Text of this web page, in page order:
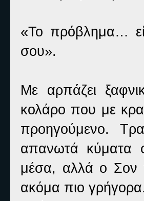
«Το πρόβλημα…
σου».
Με αρπάζει
κολάρο που με
προηγούμενο.
απανωτά κύματα
μέσα, αλλά ο Σον
ακόμα πιο